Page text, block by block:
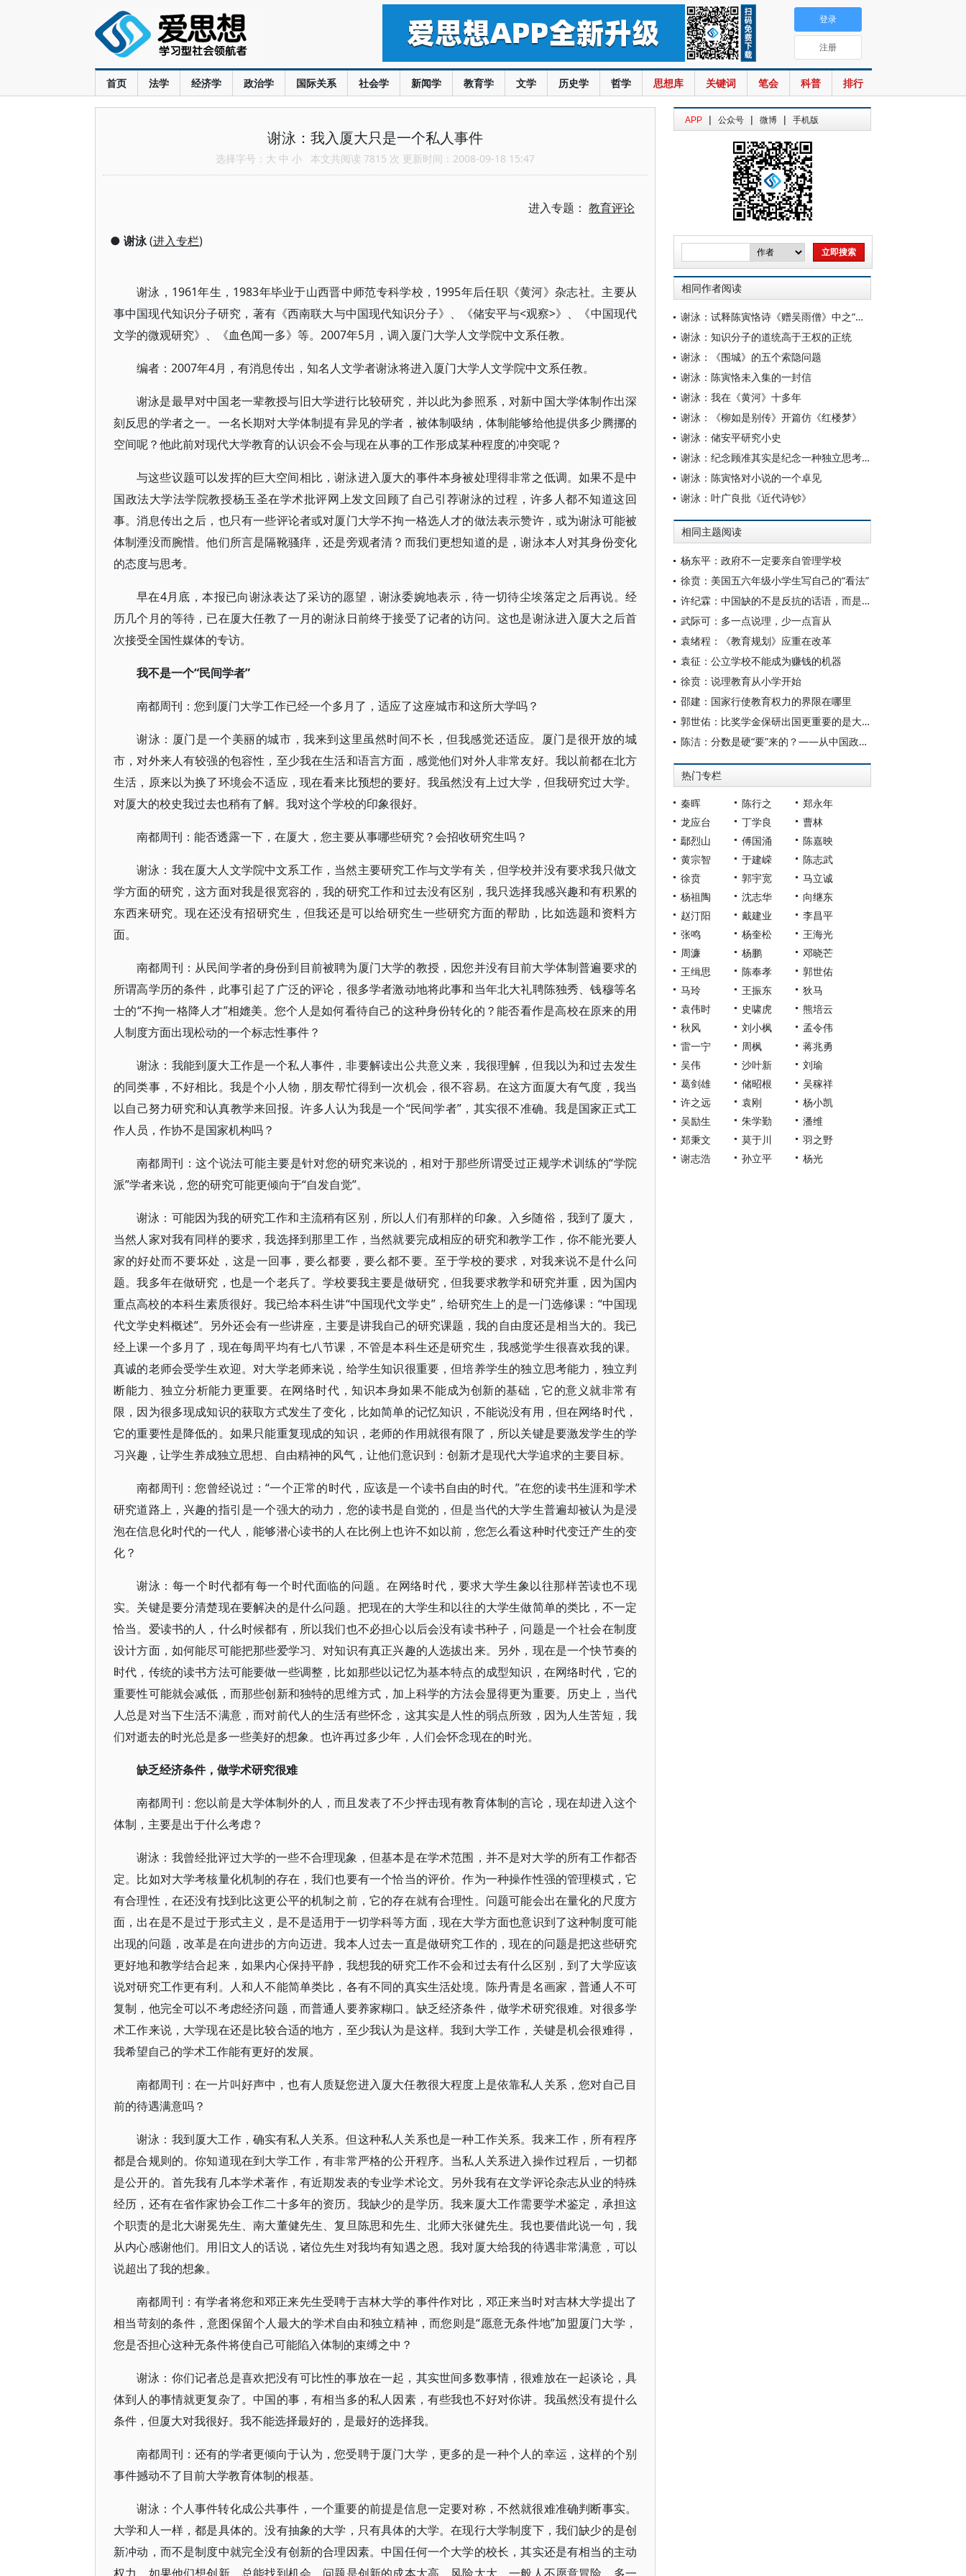
首页 法学 经济学 政治学 国际关系 社会学 新闻学 教育学 文学 历史学 哲学 思想库 关键词 笔会 科普 排行
登录
注册
谢泳：我入厦大只是一个私人事件
选择字号： 大 中 小 本文共阅读 7815 次 更新时间：2008-09-18 15:47
进入专题： 教育评论
● 谢泳(进入专栏)
谢泳，1961年生，1983年毕业于山西晋中师范专科学校，1995年后任职《黄河》杂志社。主要从
事中国现代知识分子研究，著有《西南联大与中国现代知识分子》、《储安平与<观察>》、《中国现代
文学的微观研究》、《血色闻一多》等。2007年5月，调入厦门大学人文学院中文系任教。
编者：2007年4月，有消息传出，知名人文学者谢泳将进入厦门大学人文学院中文系任教。
谢泳是最早对中国老一辈教授与旧大学进行比较研究，并以此为参照系，对新中国大学体制作出深
刻反思的学者之一。一名长期对大学体制提有异见的学者，被体制吸纳，体制能够给他提供多少腾挪的
空间呢？他此前对现代大学教育的认识会不会与现在从事的工作形成某种程度的冲突呢？
与这些议题可以发挥的巨大空间相比，谢泳进入厦大的事件本身被处理得非常之低调。如果不是中
国政法大学法学院教授杨玉圣在学术批评网上发文回顾了自己引荐谢泳的过程，许多人都不知道这回
事。消息传出之后，也只有一些评论者或对厦门大学不拘一格选人才的做法表示赞许，或为谢泳可能被
体制湮没而腕惜。他们所言是隔靴骚痒，还是旁观者清？而我们更想知道的是，谢泳本人对其身份变化
的态度与思考。
早在4月底，本报已向谢泳表达了采访的愿望，谢泳委婉地表示，待一切待尘埃落定之后再说。经
历几个月的等待，已在厦大任教了一月的谢泳日前终于接受了记者的访问。这也是谢泳进入厦大之后首
次接受全国性媒体的专访。
我不是一个“民间学者”
南都周刊：您到厦门大学工作已经一个多月了，适应了这座城市和这所大学吗？
谢泳：厦门是一个美丽的城市，我来到这里虽然时间不长，但我感觉还适应。厦门是很开放的城
市，对外来人有较强的包容性，至少我在生活和语言方面，感觉他们对外人非常友好。我以前都在北方
生活，原来以为换了环境会不适应，现在看来比预想的要好。我虽然没有上过大学，但我研究过大学。
对厦大的校史我过去也稍有了解。我对这个学校的印象很好。
南都周刊：能否透露一下，在厦大，您主要从事哪些研究？会招收研究生吗？
谢泳：我在厦大人文学院中文系工作，当然主要研究工作与文学有关，但学校并没有要求我只做文
学方面的研究，这方面对我是很宽容的，我的研究工作和过去没有区别，我只选择我感兴趣和有积累的
东西来研究。现在还没有招研究生，但我还是可以给研究生一些研究方面的帮助，比如选题和资料方
面。
南都周刊：从民间学者的身份到目前被聘为厦门大学的教授，因您并没有目前大学体制普遍要求的
所谓高学历的条件，此事引起了广泛的评论，很多学者激动地将此事和当年北大礼聘陈独秀、钱穆等名
士的“不拘一格降人才”相媲美。您个人是如何看待自己的这种身份转化的？能否看作是高校在原来的用
人制度方面出现松动的一个标志性事件？
谢泳：我能到厦大工作是一个私人事件，非要解读出公共意义来，我很理解，但我以为和过去发生
的同类事，不好相比。我是个小人物，朋友帮忙得到一次机会，很不容易。在这方面厦大有气度，我当
以自己努力研究和认真教学来回报。许多人认为我是一个“民间学者”，其实很不准确。我是国家正式工
作人员，作协不是国家机构吗？
南都周刊：这个说法可能主要是针对您的研究来说的，相对于那些所谓受过正规学术训练的“学院
派”学者来说，您的研究可能更倾向于“自发自觉”。
谢泳：可能因为我的研究工作和主流稍有区别，所以人们有那样的印象。入乡随俗，我到了厦大，
当然人家对我有同样的要求，我选择到那里工作，当然就要完成相应的研究和教学工作，你不能光要人
家的好处而不要坏处，这是一回事，要么都要，要么都不要。至于学校的要求，对我来说不是什么问
题。我多年在做研究，也是一个老兵了。学校要我主要是做研究，但我要求教学和研究并重，因为国内
重点高校的本科生素质很好。我已给本科生讲“中国现代文学史”，给研究生上的是一门选修课：“中国现
代文学史料概述”。另外还会有一些讲座，主要是讲我自己的研究课题，我的自由度还是相当大的。我已
经上课一个多月了，现在每周平均有七八节课，不管是本科生还是研究生，我感觉学生很喜欢我的课。
真诚的老师会受学生欢迎。对大学老师来说，给学生知识很重要，但培养学生的独立思考能力，独立判
断能力、独立分析能力更重要。在网络时代，知识本身如果不能成为创新的基础，它的意义就非常有
限，因为很多现成知识的获取方式发生了变化，比如简单的记忆知识，不能说没有用，但在网络时代，
它的重要性是降低的。如果只能重复现成的知识，老师的作用就很有限了，所以关键是要激发学生的学
习兴趣，让学生养成独立思想、自由精神的风气，让他们意识到：创新才是现代大学追求的主要目标。
南都周刊：您曾经说过：“一个正常的时代，应该是一个读书自由的时代。”在您的读书生涯和学术
研究道路上，兴趣的指引是一个强大的动力，您的读书是自觉的，但是当代的大学生普遍却被认为是浸
泡在信息化时代的一代人，能够潜心读书的人在比例上也许不如以前，您怎么看这种时代变迁产生的变
化？
谢泳：每一个时代都有每一个时代面临的问题。在网络时代，要求大学生象以往那样苦读也不现
实。关键是要分清楚现在要解决的是什么问题。把现在的大学生和以往的大学生做简单的类比，不一定
恰当。爱读书的人，什么时候都有，所以我们也不必担心以后会没有读书种子，问题是一个社会在制度
设计方面，如何能尽可能把那些爱学习、对知识有真正兴趣的人选拔出来。另外，现在是一个快节奏的
时代，传统的读书方法可能要做一些调整，比如那些以记忆为基本特点的成型知识，在网络时代，它的
重要性可能就会减低，而那些创新和独特的思维方式，加上科学的方法会显得更为重要。历史上，当代
人总是对当下生活不满意，而对前代人的生活有些怀念，这其实是人性的弱点所致，因为人生苦短，我
们对逝去的时光总是多一些美好的想象。也许再过多少年，人们会怀念现在的时光。
缺乏经济条件，做学术研究很难
南都周刊：您以前是大学体制外的人，而且发表了不少抨击现有教育体制的言论，现在却进入这个
体制，主要是出于什么考虑？
谢泳：我曾经批评过大学的一些不合理现象，但基本是在学术范围，并不是对大学的所有工作都否
定。比如对大学考核量化机制的存在，我们也要有一个恰当的评价。作为一种操作性强的管理模式，它
有合理性，在还没有找到比这更公平的机制之前，它的存在就有合理性。问题可能会出在量化的尺度方
面，出在是不是过于形式主义，是不是适用于一切学科等方面，现在大学方面也意识到了这种制度可能
出现的问题，改革是在向进步的方向迈进。我本人过去一直是做研究工作的，现在的问题是把这些研究
更好地和教学结合起来，如果内心保持平静，我想我的研究工作不会和过去有什么区别，到了大学应该
说对研究工作更有利。人和人不能简单类比，各有不同的真实生活处境。陈丹青是名画家，普通人不可
复制，他完全可以不考虑经济问题，而普通人要养家糊口。缺乏经济条件，做学术研究很难。对很多学
术工作来说，大学现在还是比较合适的地方，至少我认为是这样。我到大学工作，关键是机会很难得，
我希望自己的学术工作能有更好的发展。
南都周刊：在一片叫好声中，也有人质疑您进入厦大任教很大程度上是依靠私人关系，您对自己目
前的待遇满意吗？
谢泳：我到厦大工作，确实有私人关系。但这种私人关系也是一种工作关系。我来工作，所有程序
都是合规则的。你知道现在到大学工作，有非常严格的公开程序。当私人关系进入操作过程后，一切都
是公开的。首先我有几本学术著作，有近期发表的专业学术论文。另外我有在文学评论杂志从业的特殊
经历，还有在省作家协会工作二十多年的资历。我缺少的是学历。我来厦大工作需要学术鉴定，承担这
个职责的是北大谢冕先生、南大董健先生、复旦陈思和先生、北师大张健先生。我也要借此说一句，我
从内心感谢他们。用旧文人的话说，诸位先生对我均有知遇之恩。我对厦大给我的待遇非常满意，可以
说超出了我的想象。
南都周刊：有学者将您和邓正来先生受聘于吉林大学的事件作对比，邓正来当时对吉林大学提出了
相当苛刻的条件，意图保留个人最大的学术自由和独立精神，而您则是“愿意无条件地”加盟厦门大学，
您是否担心这种无条件将使自己可能陷入体制的束缚之中？
谢泳：你们记者总是喜欢把没有可比性的事放在一起，其实世间多数事情，很难放在一起谈论，具
体到人的事情就更复杂了。中国的事，有相当多的私人因素，有些我也不好对你讲。我虽然没有提什么
条件，但厦大对我很好。我不能选择最好的，是最好的选择我。
南都周刊：还有的学者更倾向于认为，您受聘于厦门大学，更多的是一种个人的幸运，这样的个别
事件撼动不了目前大学教育体制的根基。
谢泳：个人事件转化成公共事件，一个重要的前提是信息一定要对称，不然就很难准确判断事实。
大学和人一样，都是具体的。没有抽象的大学，只有具体的大学。在现行大学制度下，我们缺少的是创
新冲动，而不是制度中就完全没有创新的合理因素。中国任何一个大学的校长，其实还是有相当的主动
APP | 公众号 | 微博 | 手机版
相同作者阅读
谢泳：试释陈寅恪诗《赠吴雨僧》中之“讵公”
谢泳：知识分子的道统高于王权的正统
谢泳：《围城》的五个索隐问题
谢泳：陈寅恪未入集的一封信
谢泳：我在《黄河》十多年
谢泳：《柳如是别传》开篇仿《红楼梦》
谢泳：储安平研究小史
谢泳：纪念顾准其实是纪念一种独立思考精神
谢泳：陈寅恪对小说的一个卓见
谢泳：叶广良批《近代诗钞》
相同主题阅读
杨东平：政府不一定要亲自管理学校
徐贲：美国五六年级小学生写自己的“看法”
许纪霖：中国缺的不是反抗的话语，而是反抗的实践
武际可：多一点说理，少一点盲从
袁绪程：《教育规划》应重在改革
袁征：公立学校不能成为赚钱的机器
徐贲：说理教育从小学开始
邵建：国家行使教育权力的界限在哪里
郭世佑：比奖学金保研出国更重要的是大学生的人格与国格
陈洁：分数是硬“要”来的？——从中国政法大学“要分风潮”谈起
热门专栏
秦晖 陈行之
郑永年
龙应台
丁学良
曹林
鄢烈山
傅国涌
陈嘉映
黄宗智
于建嵘
陈志武
徐贲
郭宇宽
马立诚
杨祖陶
沈志华
向继东
赵汀阳
戴建业
李昌平
张鸣
杨奎松
王海光
周濂
杨鹏
邓晓芒
王缉思
陈奉孝
郭世佑
马玲
王振东
狄马
袁伟时
史啸虎
熊培云
秋风
刘小枫
孟令伟
雷一宁
周枫
蒋兆勇
吴伟
沙叶新
刘瑜
葛剑雄
储昭根
吴稼祥
许之远
袁刚
杨小凯
吴励生
朱学勤
潘维
郑秉文
莫于川
羽之野
谢志浩
孙立平 杨光